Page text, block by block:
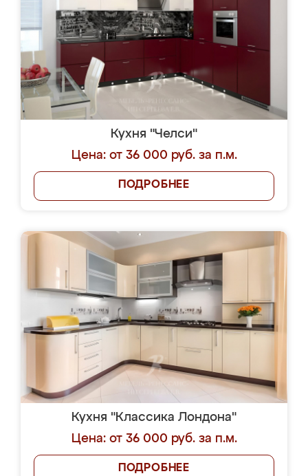
Кухня "Челси"
Цена: от 36 000 руб. за п.м.
ПОДРОБНЕЕ
Кухня "Классика Лондона"
Цена: от 36 000 руб. за п.м.
ПОДРОБНЕЕ